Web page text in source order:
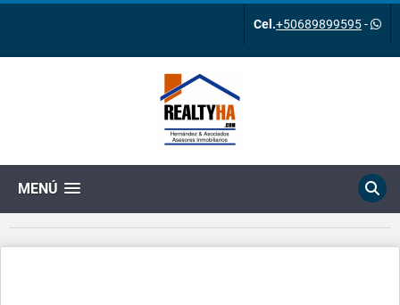
Cel.+50689899595-
MENÚ